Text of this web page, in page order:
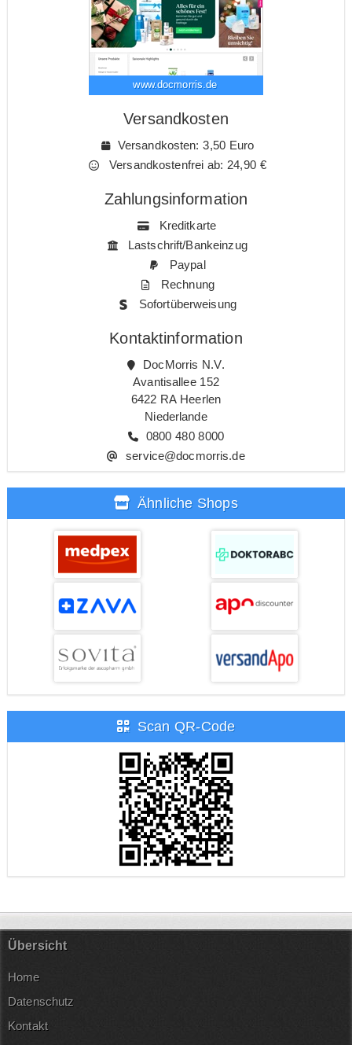
www.docmorris.de
Versandkosten
Versandkosten: 3,50 Euro
Versandkostenfrei ab: 24,90 €
Zahlungsinformation
Kreditkarte
Lastschrift/Bankeinzug
Paypal
Rechnung
Sofortüberweisung
Kontaktinformation
DocMorris N.V.
Avantisallee 152
6422 RA Heerlen
Niederlande
0800 480 8000
service@docmorris.de
Ähnliche Shops
Scan QR-Code
Übersicht
Home
Datenschutz
Kontakt